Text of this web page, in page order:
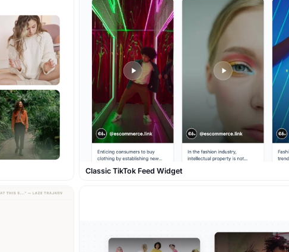
Classic TikTok Feed Widget